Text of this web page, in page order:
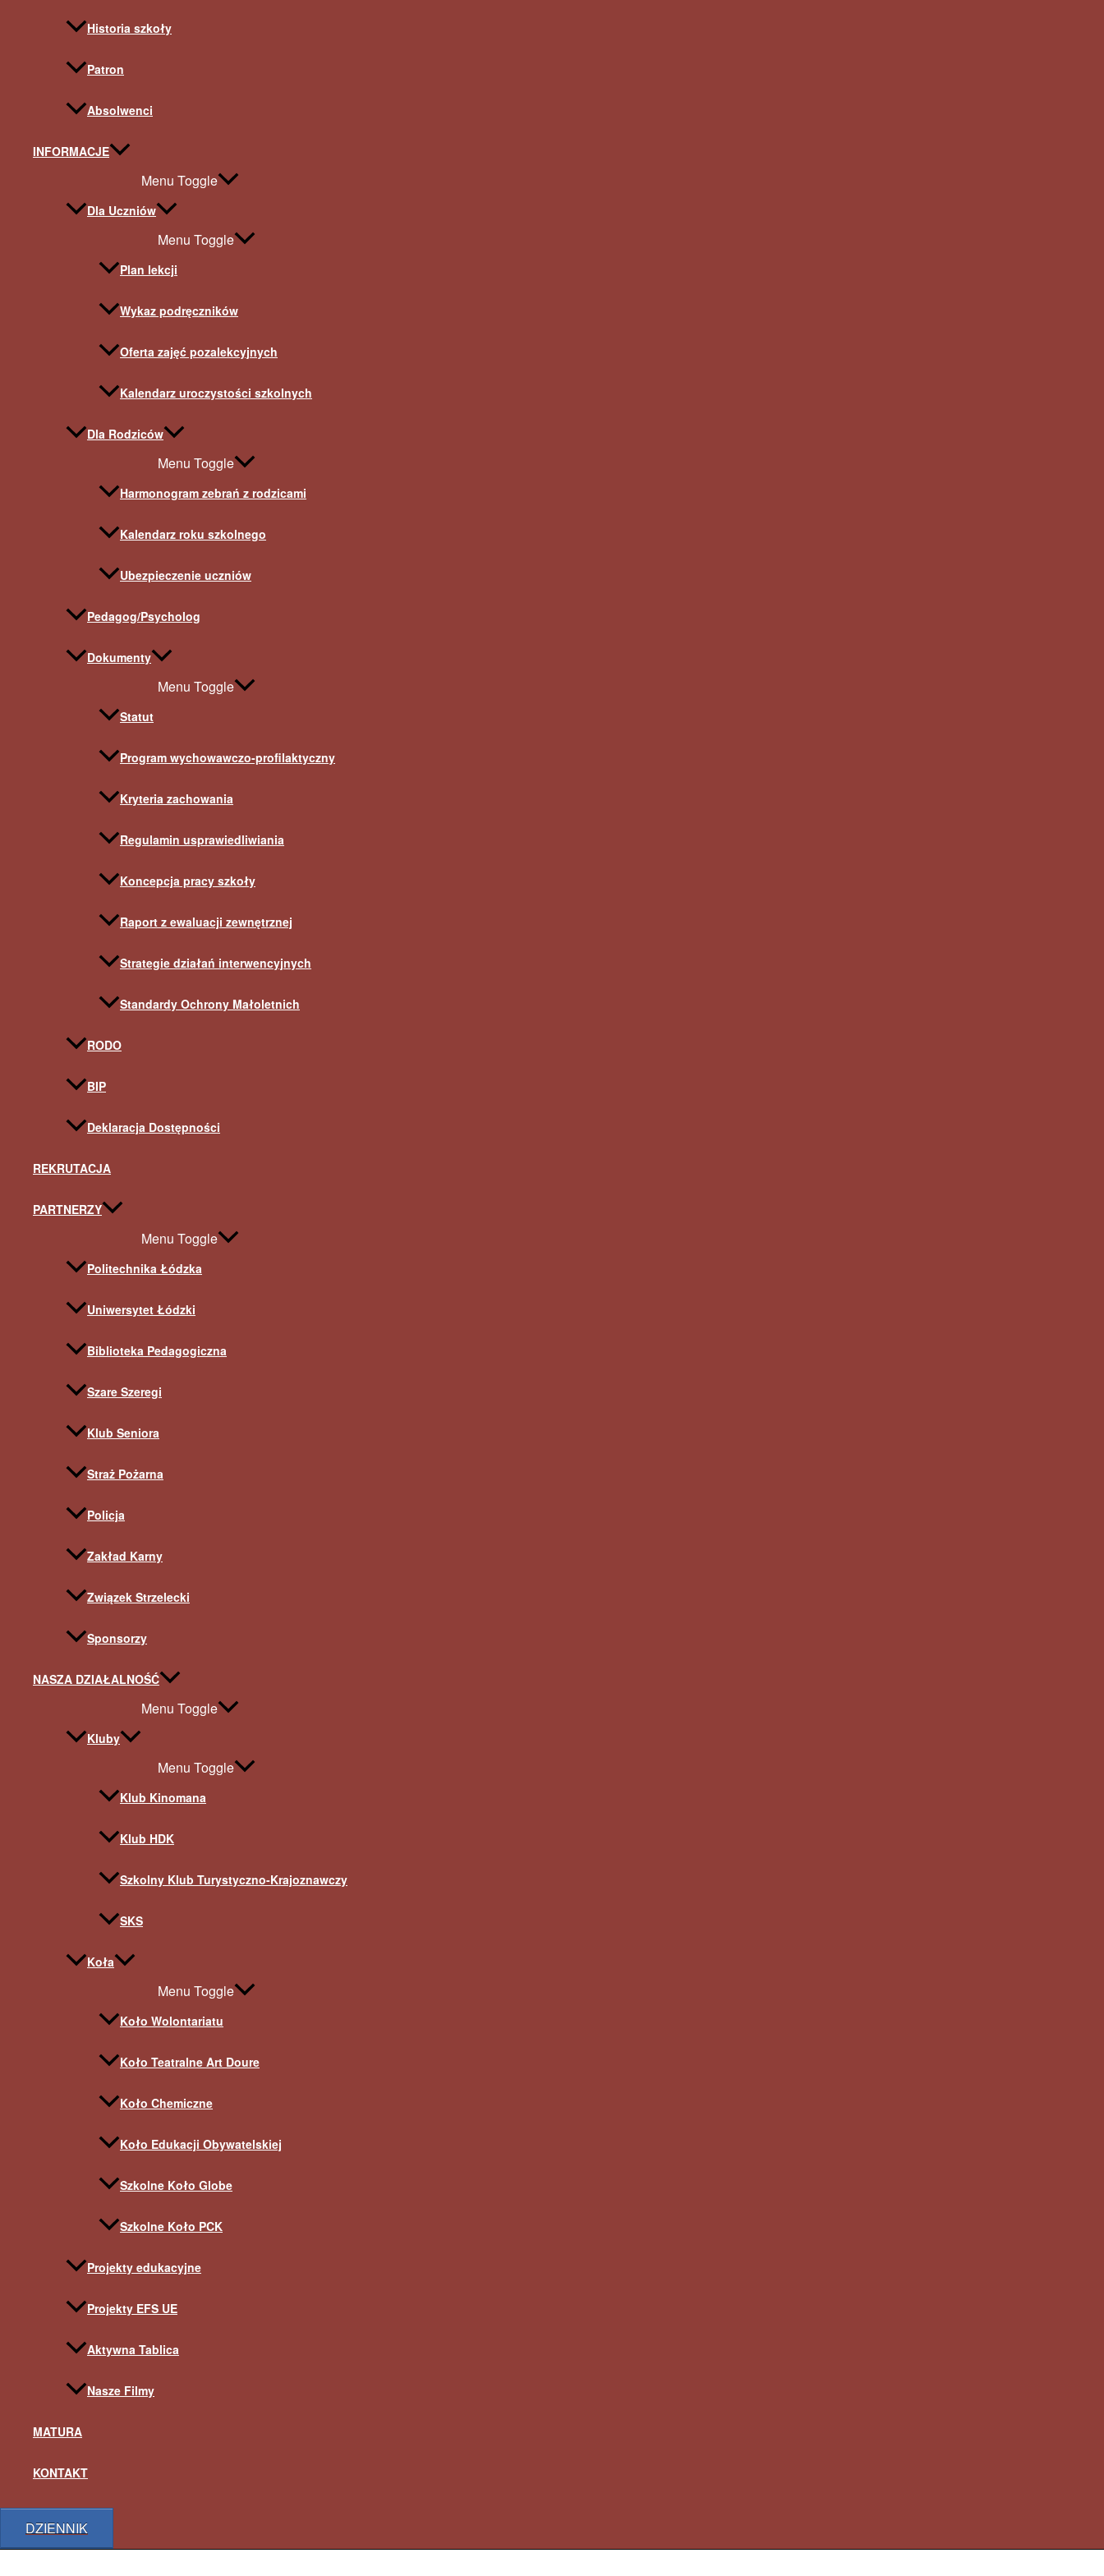
Historia szkoły
Patron
Absolwenci
INFORMACJE
Menu Toggle
Dla Uczniów
Menu Toggle
Plan lekcji
Wykaz podręczników
Oferta zajęć pozalekcyjnych
Kalendarz uroczystości szkolnych
Dla Rodziców
Menu Toggle
Harmonogram zebrań z rodzicami
Kalendarz roku szkolnego
Ubezpieczenie uczniów
Pedagog/Psycholog
Dokumenty
Menu Toggle
Statut
Program wychowawczo-profilaktyczny
Kryteria zachowania
Regulamin usprawiedliwiania
Koncepcja pracy szkoły
Raport z ewaluacji zewnętrznej
Strategie działań interwencyjnych
Standardy Ochrony Małoletnich
RODO
BIP
Deklaracja Dostępności
REKRUTACJA
PARTNERZY
Menu Toggle
Politechnika Łódzka
Uniwersytet Łódzki
Biblioteka Pedagogiczna
Szare Szeregi
Klub Seniora
Straż Pożarna
Policja
Zakład Karny
Związek Strzelecki
Sponsorzy
NASZA DZIAŁALNOŚĆ
Menu Toggle
Kluby
Menu Toggle
Klub Kinomana
Klub HDK
Szkolny Klub Turystyczno-Krajoznawczy
SKS
Koła
Menu Toggle
Koło Wolontariatu
Koło Teatralne Art Doure
Koło Chemiczne
Koło Edukacji Obywatelskiej
Szkolne Koło Globe
Szkolne Koło PCK
Projekty edukacyjne
Projekty EFS UE
Aktywna Tablica
Nasze Filmy
MATURA
KONTAKT
DZIENNIK